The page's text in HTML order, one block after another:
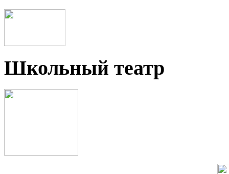
Школьный театр